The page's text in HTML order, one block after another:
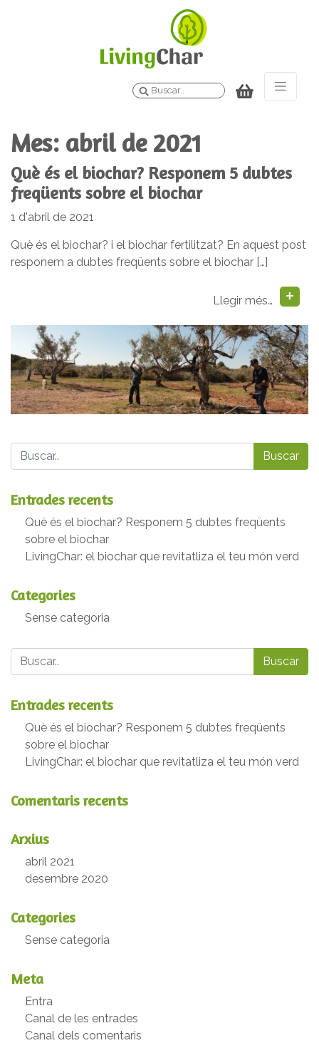
Buscar
Mes: abril de 2021
Què és el biochar? Responem 5 dubtes
freqüents sobre el biochar
1 d'abril de 2021
Què és el biochar? i el biochar fertilitzat? En aquest post
responem a dubtes freqüents sobre el biochar […]
Llegir més…
Buscar
Entrades recents
Què és el biochar? Responem 5 dubtes freqüents
sobre el biochar
LivingChar: el biochar que revitatliza el teu món verd
Categories
Sense categoria
Buscar
Entrades recents
Què és el biochar? Responem 5 dubtes freqüents
sobre el biochar
LivingChar: el biochar que revitatliza el teu món verd
Comentaris recents
Arxius
abril 2021
desembre 2020
Categories
Sense categoria
Meta
Entra
Canal de les entrades
Canal dels comentaris